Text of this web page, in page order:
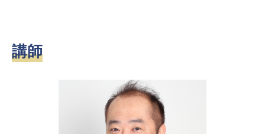
講師